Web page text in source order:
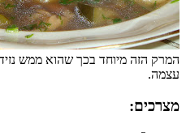
המרק הזה מיוחד בכך שהוא ממש
עצמה.
מצרכים: